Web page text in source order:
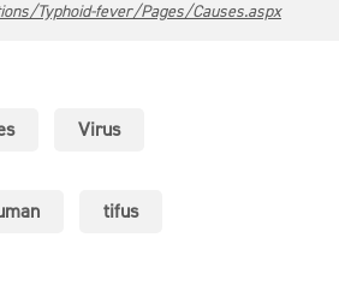
Typhoid-fever/Pages/Causes.aspx
Virus
tifus